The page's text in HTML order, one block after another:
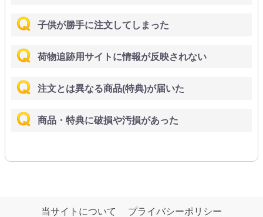
子供が勝手に注文してしまった
荷物追跡用サイトに情報が反映されない
注文とは異なる商品(特典)が届いた
商品・特典に破損や汚損があった
当サイトについて プライバシーポリシー